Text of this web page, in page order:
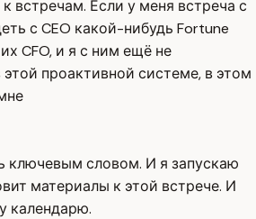
встречам. Если у меня встреча с
с CEO какой-нибудь Fortune
CFO, и я с ним ещё не
этой проактивной системе, в этом
ключевым словом. И я запускаю
материалы к этой встрече. И
календарю.